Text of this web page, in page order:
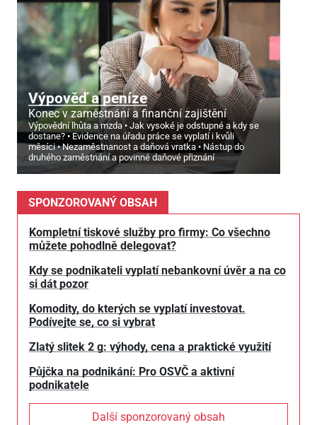
Výpověď a peníze
Konec v zaměstnání a finanční zajištění
Výpovědní lhůta a mzda
Jak vysoké je odstupné a kdy se
dostane?
Evidence na úřadu práce se vyplatí i kvůli
měsíci
Nezaměstnanost a daňová vratka
Nástup do
druhého zaměstnání a povinné daňové přiznání
SPONZOROVANÝ OBSAH
Kompletní tiskové služby pro firmy: Co všechno
můžete pohodlně delegovat?
Kdy se podnikateli vyplatí nebankovní úvěr a na co
si dát pozor
Komodity, do kterých se vyplatí investovat.
Podívejte se, co si vybrat
Zlatý slitek 2 g: výhody, cena a praktické využití
Půjčka na podnikání: Pro OSVČ a aktivní
podnikatele
Další sponzorovaný obsah